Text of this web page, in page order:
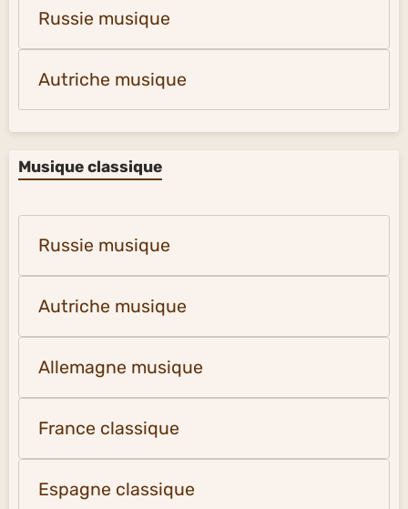
Russie musique
Autriche musique
Musique classique
Russie musique
Autriche musique
Allemagne musique
France classique
Espagne classique